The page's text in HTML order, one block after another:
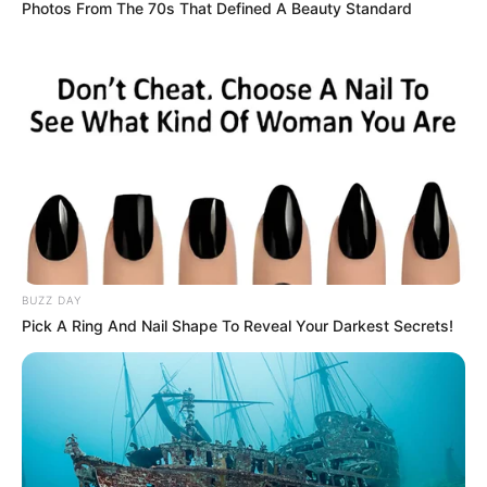
Cancer vos jours de chance
grilles sont les 2, 7, 9, 12, 17, 19, 22, 27 et 29 de
chaque Mois.
Photos From The 70s That Defined A Beauty Standard
BUZZ DAY
Pick A Ring And Nail Shape To Reveal Your Darkest Secrets!